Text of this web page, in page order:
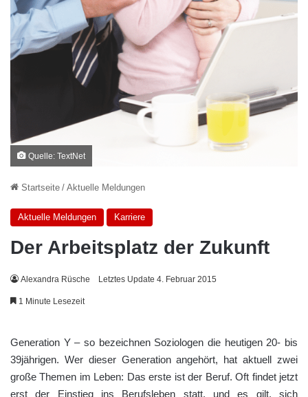
Quelle: TextNet
Startseite / Aktuelle Meldungen
Aktuelle Meldungen Karriere
Der Arbeitsplatz der Zukunft
Alexandra Rüsche Letztes Update 4. Februar 2015
1 Minute Lesezeit
Generation Y – so bezeichnen Soziologen die heutigen 20- bis
39jährigen. Wer dieser Generation angehört, hat aktuell zwei
große Themen im Leben: Das erste ist der Beruf. Oft findet jetzt
erst der Einstieg ins Berufsleben statt, und es gilt, sich